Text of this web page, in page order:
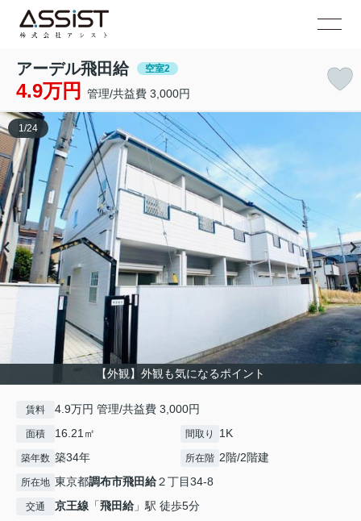
アーデル飛田給 空室2
4.9万円 管理/共益費 3,000円
【外観】外観も気になるポイント
1 /24
賃料 4.9万円 管理/共益費 3,000円
面積 16.21㎡ 間取り 1K
築年数 築34年 所在階 2階/2階建
所在地 東京都調布市飛田給２丁目34-8
交通 京王線 「飛田給」駅 徒歩5分